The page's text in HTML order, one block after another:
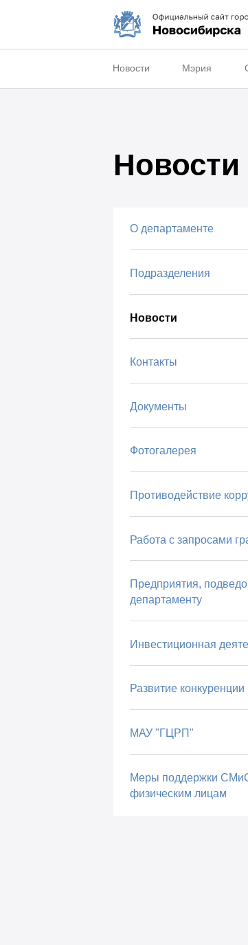
Новости Мэрия
Новости
О департаменте
Подразделения
Новости
Контакты
Документы
Фотогалерея
Противодействие
Работа с запросами
Предприятия,
департаменту
Инвестиционная
Развитие конкуренции
МАУ "ГЦРП"
Меры поддержки
физическим лицам